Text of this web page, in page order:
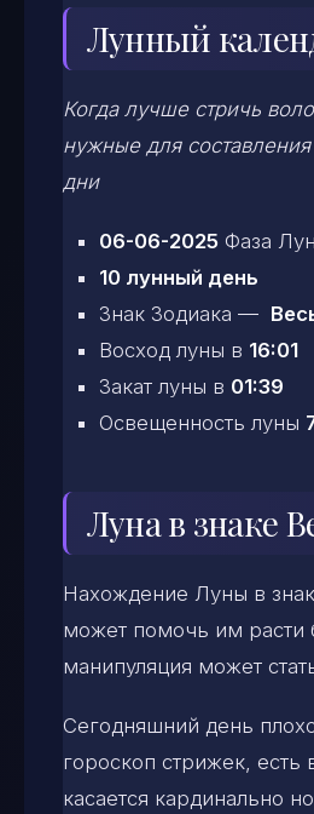
Лунный
Когда лучше стричь
нужные для
дни
06-06-2025 Фаза
10 лунный день
Знак Зодиака —
Восход луны в 16:01
Закат луны в 01:39
Освещенность луны
Луна в знаке
Нахождение Луны в
может помочь им расти
манипуляция может
Сегодняшний день
гороскоп стрижек, есть
касается кардинально